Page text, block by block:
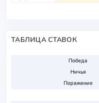
ТАБЛИЦА СТАВОК
Победа
Ничья
Поражение